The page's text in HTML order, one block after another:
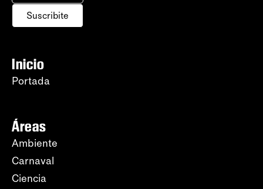
Suscribite
Inicio
Portada
Áreas
Ambiente
Carnaval
Ciencia